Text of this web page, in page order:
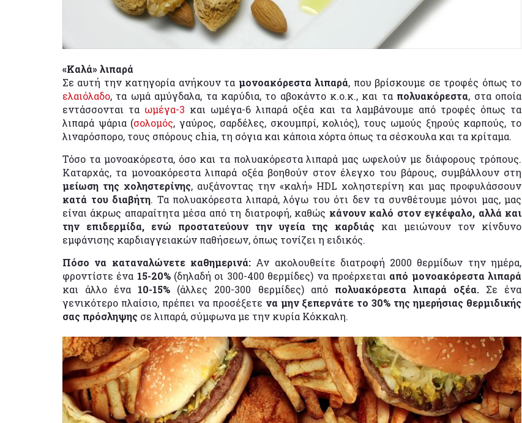
«Καλά» λιπαρά
Σε αυτή την κατηγορία ανήκουν τα μονοακόρεστα λιπαρά, που βρίσκουμε σε τροφές όπως το
ελαιόλαδο, τα ωμά αμύγδαλα, τα καρύδια, το αβοκάντο κ.ο.κ., και τα πολυακόρεστα, στα οποία
εντάσσονται τα ωμέγα-3 και ωμέγα-6 λιπαρά οξέα και τα λαμβάνουμε από τροφές όπως τα
λιπαρά ψάρια (σολομός, γαύρος, σαρδέλες, σκουμπρί, κολιός), τους ωμούς ξηρούς καρπούς, το
λιναρόσπορο, τους σπόρους chia, τη σόγια και κάποια χόρτα όπως τα σέσκουλα και τα κρίταμα.
Τόσο τα μονοακόρεστα, όσο και τα πολυακόρεστα λιπαρά μας ωφελούν με διάφορους τρόπους.
Καταρχάς, τα μονοακόρεστα λιπαρά οξέα βοηθούν στον έλεγχο του βάρους, συμβάλλουν στη
μείωση της χοληστερίνης, αυξάνοντας την «καλή» HDL χοληστερίνη και μας προφυλάσσουν
κατά του διαβήτη. Τα πολυακόρεστα λιπαρά, λόγω του ότι δεν τα συνθέτουμε μόνοι μας, μας
είναι άκρως απαραίτητα μέσα από τη διατροφή, καθώς κάνουν καλό στον εγκέφαλο, αλλά και
την επιδερμίδα, ενώ προστατεύουν την υγεία της καρδιάς και μειώνουν τον κίνδυνο
εμφάνισης καρδιαγγειακών παθήσεων, όπως τονίζει η ειδικός.
Πόσο να καταναλώνετε καθημερινά:Αν ακολουθείτε διατροφή 2000 θερμίδων την ημέρα,
φροντίστε ένα 15-20%(δηλαδή οι 300-400 θερμίδες) να προέρχεται από μονοακόρεστα λιπαρά
και άλλο ένα 10-15% (άλλες 200-300 θερμίδες) από πολυακόρεστα λιπαρά οξέα.Σε ένα
γενικότερο πλαίσιο, πρέπει να προσέξετε να μην ξεπερνάτε το 30% της ημερήσιας θερμιδικής
σας πρόσληψης σε λιπαρά, σύμφωνα με την κυρία Κόκκαλη.